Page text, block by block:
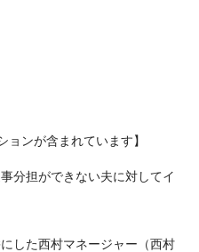
ンが含まれています】
分担ができない夫に対してイ
した西村マネージャー（西村